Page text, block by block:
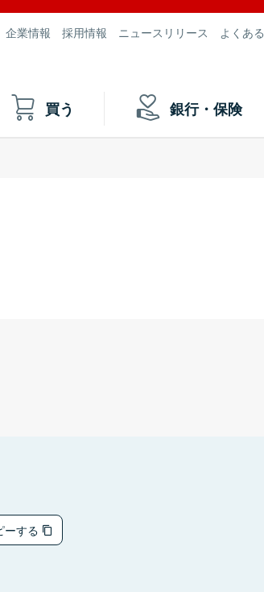
企業情報 採用情報 ニュースリリース よくあ
買う 銀行・保険
ーする